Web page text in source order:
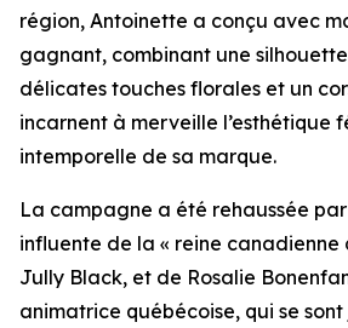
région, Antoinette a conçu avec
gagnant, combinant une
délicates touches florales et un
incarnent à merveille l’esthétique
intemporelle de sa marque.
La campagne a été rehaussée
influente de la « reine canadienne
Jully Black, et de Rosalie
animatrice québécoise, qui se sont